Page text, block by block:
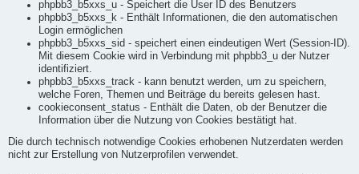
phpbb3_b5xxs_u - Speichert die User ID des Benutzers
phpbb3_b5xxs_k - Enthält Informationen, die den automatischen
Login ermöglichen
phpbb3_b5xxs_sid - speichert einen eindeutigen Wert (Session-ID).
Mit diesem Cookie wird in Verbindung mit phpbb3_u der Nutzer
identifiziert.
phpbb3_b5xxs_track - kann benutzt werden, um zu speichern,
welche Foren, Themen und Beiträge du bereits gelesen hast.
cookieconsent_status - Enthält die Daten, ob der Benutzer die
Information über die Nutzung von Cookies bestätigt hat.
Die durch technisch notwendige Cookies erhobenen Nutzerdaten werden
nicht zur Erstellung von Nutzerprofilen verwendet.